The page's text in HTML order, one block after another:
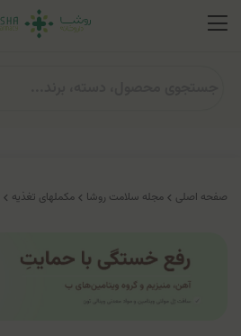
صفحه اصلی مجله سلامت روشا مکملهای تغذیه